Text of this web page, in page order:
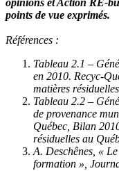
opinions et Action RE-
points de vue exprimés.
Références :
Tableau 2.1 –
en 2010. Recyc-
matières
Tableau 2.2 –
de provenance
Québec, Bilan
résiduelles au
A. Deschênes, «
formation »,